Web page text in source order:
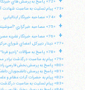
«72» پاسخ به پرسش هاي خبرنگار صداي آمريكا
«73» پيام تسليت به مناسبت شهادت آقاي حاج داود كريمي
+ «74» مصاحبه خبرنگار ايتاليايي
+ «75» مصاحبه خبرگزاري "آسوشيتدپرس"
+
«76» مصاحبه خبرنگار نشريه مصري "الوطن العربي"
«77» ديدار دبيركل، اعضاي شوراي مركزي، دبيران استانها و مسئولين شاخه هايحزب مردم سالاري
+
«78» پاسخ به سؤالات "راديو فردا" پيرامون تشيع و مرجعيت ديني
«79» پيام به مناسبت درگذشت برادر مجاهد آقاي ابوعمار ياسر عرفات
«80» پاسخ به پرسش بخش فارسي راديو بي بي سي در مورد حجاب بانوان و اشتغالآنها
«81» پاسخ به پرسش دانشجويان دانشگاه كلن آلمان در مورد برگزاريرفراندوم
«82» پيام به حضرات آيات عظام و علماي اعلام نجف و كربلا
«83» پيام تسليت به مناسبت درگذشت مرحوم حاج آقا مجتبي آيت